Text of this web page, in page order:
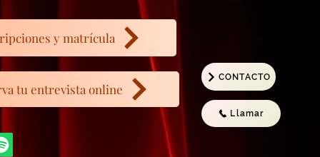
tu entrevista online
Llamar
CONTACTO
y matrícula